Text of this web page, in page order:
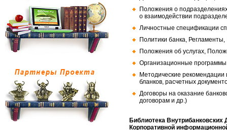
Положения о
о взаимодействии
Личностные спецификации
Политики банка,
Положения об услугах,
Организационные
Методические
бланков, расчетных
Договоры на оказание
договорам и др.)
Библиотека
Корпоративной